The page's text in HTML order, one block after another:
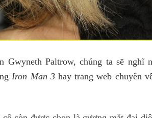
Gwyneth Paltrow, chúng ta sẽ nghĩ
Iron Man 3hay trang web chuyên